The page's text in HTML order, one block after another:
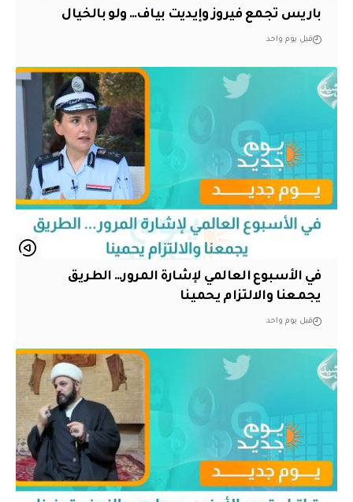
باريس تجمع فيروز وإيديت بياف… ولو بالخيال
قبل يوم واحد
في الأسبوع العالمي لإشارة المرور… الطريق
يجمعنا والالتزام يحمينا
قبل يوم واحد